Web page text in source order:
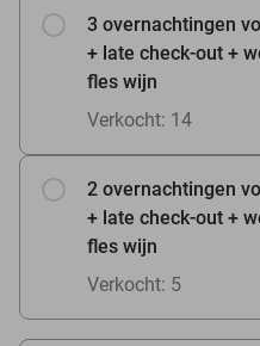
3 overnachtingen
+ late check-out +
fles wijn
Verkocht: 14
2 overnachtingen
+ late check-out +
fles wijn
Verkocht: 5